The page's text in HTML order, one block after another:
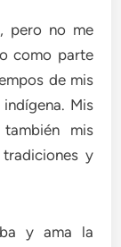
pero no me
como parte
de mis
Mis
mis
y
y ama la